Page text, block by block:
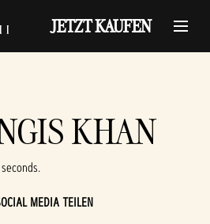
JETZT KAUFEN
KHAN
MEDIA TEILEN